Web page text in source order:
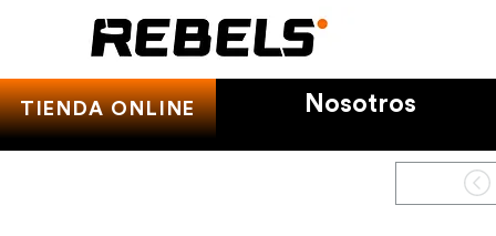
TIENDA ONLINE Nosotros